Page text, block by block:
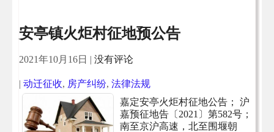
安亭镇火炬村征地预公告
2021年10月16日 | 没有评论
| 动迁征收, 房产纠纷, 法律法规
嘉定安亭火炬村征地公告； 沪
嘉预征地告〔2021〕第582号；
南至京沪高速，北至围堰朝